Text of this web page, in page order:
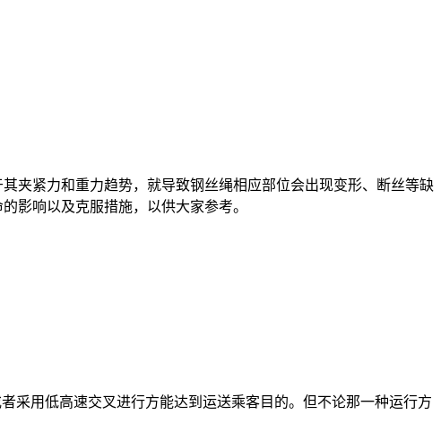
紧力和重力趋势，就导致钢丝绳相应部位会出现变形、断丝等缺
影响以及克服措施，以供大家参考。
用低高速交叉进行方能达到运送乘客目的。但不论那一种运行方